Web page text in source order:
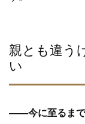
親とも違う
い
——今に至るま